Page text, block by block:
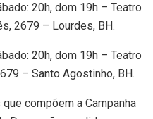
20h, dom 19h – Teatro
2679 – Lourdes, BH.
20h, dom 19h – Teatro
– Santo Agostinho, BH.
compõem a Campanha